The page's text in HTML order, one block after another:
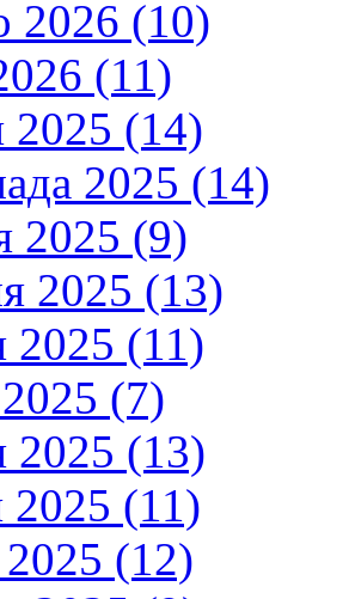
2026 (10)
(11)
2025 (14)
2025 (14)
2025 (9)
2025 (13)
2025 (11)
(7)
2025 (13)
2025 (11)
2025 (12)